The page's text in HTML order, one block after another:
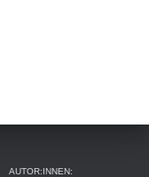
AUTOR:INNEN: